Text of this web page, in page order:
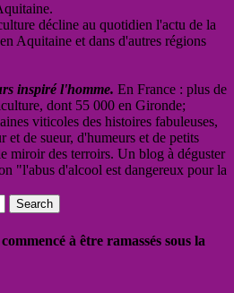
décline au quotidien l'actu de la
Aquitaine et dans d'autres régions
inspiré l'homme. En France : plus de
dont 55 000 en Gironde;
viticoles des histoires fabuleuses,
et de sueur, d'humeurs et de petits
miroir des terroirs. Un blog à déguster
"l'abus d'alcool est dangereux pour la
à être ramassés sous la